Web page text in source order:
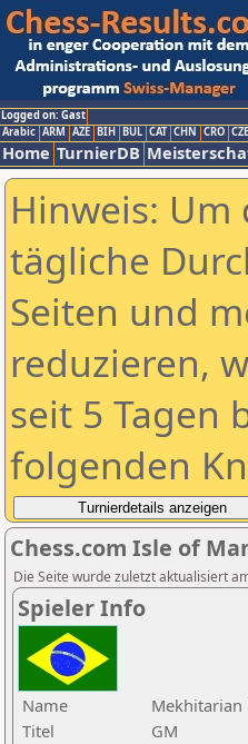
Logged on: Gast
Arabic ARM AZE BIH BUL CAT CHN CRO CZE
Home TurnierDB
Hinweis:
tägliche
Seiten und
reduzieren,
seit 5 Tagen
folgenden
Chess.com Isle of
Die Seite wurde zuletzt aktualisiert
Spieler Info
Name
Mekhitarian
Titel
GM